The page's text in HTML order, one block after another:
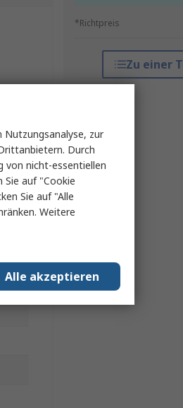
*Richtpreis
Zu einer
Nutzungsanalyse, zur
Durch
von nicht-essentiellen
Sie auf "Cookie
Sie auf "Alle
Weitere
Alle akzeptieren